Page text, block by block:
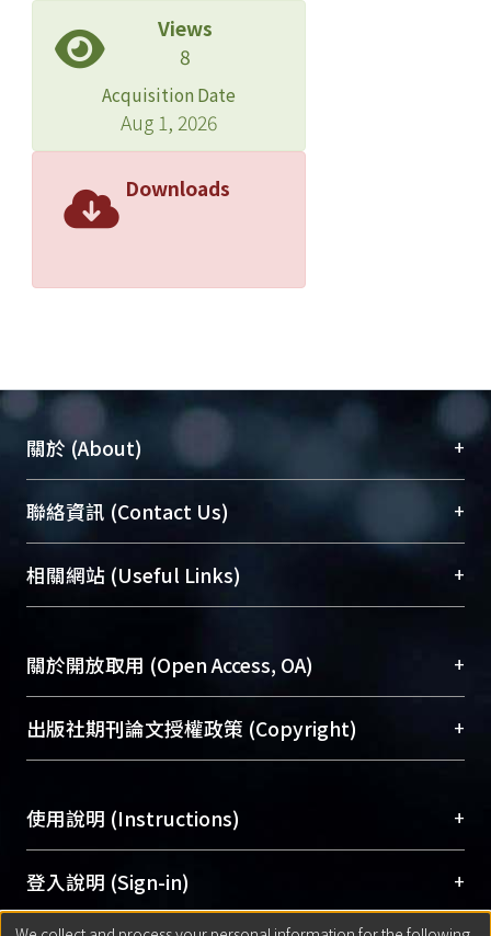
Views
8
Acquisition Date
Aug 1, 2026
Downloads
關於 (About) +
臺大位居世界頂尖大學之列，為永久珍藏及向國際
展現本校豐碩的研究成果及學術能量，圖書館整合
機構典藏（NTUR）與學術庫（AH）不同功能平
台，成為臺大學術典藏NTU scholars。期能整合研
成果。
To permanently archive and promote researcher
profiles and scholarly works, Library integrates the
services of “NTU Repository” with “Academic
聯絡資訊 (Contact Us) +
總館學科館員(Main Library)
醫學圖書館學科館員(Medical Library)
Sciences Library)
相關網站 (Useful Links) +
關於開放取用 (Open Access, OA) +
開放取用是從使用者角度提升資訊取用性的社會運
動，應用在學術研究上是透過將研究著作公開供使
用逐年攀升。同時可加速研究發展、提升研究影響
Archive）平台。 （點選深入了解OA）
出版社期刊論文授權政策 (Copyright) +
含部分內容的版權非匯入者所有，或由第三方贊
助與合作完成，請確認該版權所有者及第三方同
意提供此授權。
Please represent that the submission is your
使用說明 (Instructions) +
網站簡介(Quickstart Guide)
使用手冊(Instruction Manual)
登入說明 (Sign-in) +